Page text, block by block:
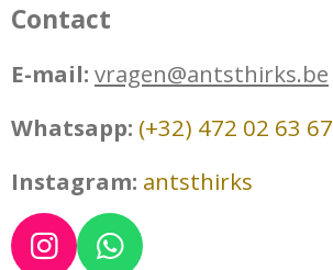
Contact
E-mail: vragen@antsthirks.be
Whatsapp: (+32) 472 02 63 67
Instagram: antsthirks
I
W